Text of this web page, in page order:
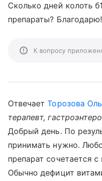
Сколько дней колоть
препараты? Благодарю!
К вопросу
ОтвечаетТорозова
терапевт,
Добрый день. По
принимать нужно.
препарат сочетается
Обычно дефицит